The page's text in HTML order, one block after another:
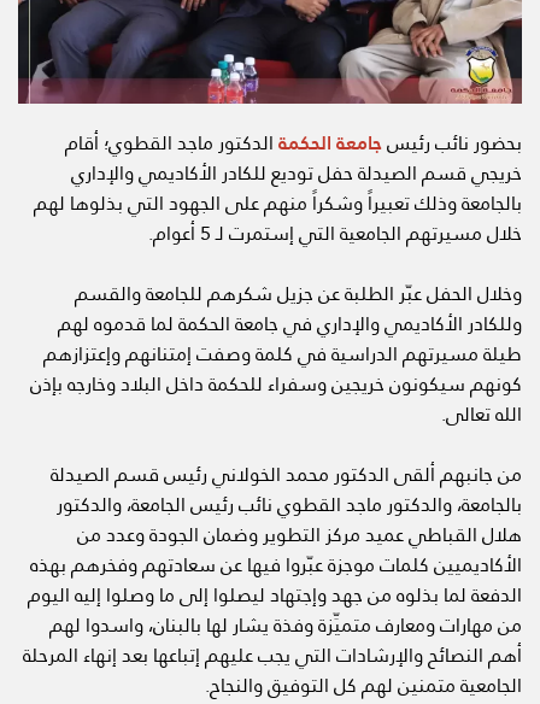
بحضور نائب رئيسجامعة الحكمةالدكتور ماجد القطوي؛ أقام
خريجي قسم الصيدلة حفل توديع للكادر الأكاديمي والإداري
بالجامعة وذلك تعبيراً وشكراً منهم على الجهود التي بذلوها لهم
خلال مسيرتهم الجامعية التي إستمرت لـ 5 أعوام.
وخلال الحفل عبّر الطلبة عن جزيل شكرهم للجامعة والقسم
وللكادر الأكاديمي والإداري في جامعة الحكمة لما قدموه لهم
طيلة مسيرتهم الدراسية في كلمة وصفت إمتنانهم وإعتزازهم
كونهم سيكونون خريجين وسفراء للحكمة داخل البلاد وخارجه بإذن
الله تعالى.
من جانبهم ألقى الدكتور محمد الخولاني رئيس قسم الصيدلة
بالجامعة، والدكتور ماجد القطوي نائب رئيس الجامعة، والدكتور
هلال القباطي عميد مركز التطوير وضمان الجودة وعدد من
الأكاديميين كلمات موجزة عبّروا فيها عن سعادتهم وفخرهم بهذه
الدفعة لما بذلوه من جهد وإجتهاد ليصلوا إلى ما وصلوا إليه اليوم
من مهارات ومعارف متميِّزة وفذة يشار لها بالبنان، واسدوا لهم
أهم النصائح والإرشادات التي يجب عليهم إتباعها بعد إنهاء المرحلة
الجامعية متمنين لهم كل التوفيق والنجاح.